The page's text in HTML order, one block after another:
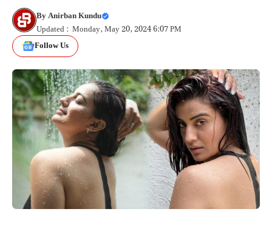
ByAnirban Kundu
Updated : Monday, May 20, 2024 6:07 PM
Follow Us